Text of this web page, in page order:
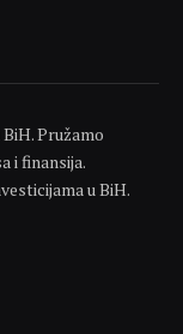
Pružamo
i finansija.
u BiH.